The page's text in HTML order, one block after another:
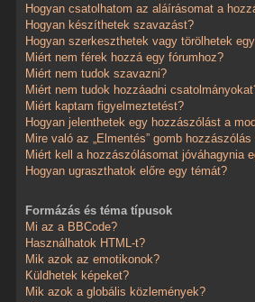
Hogyan csatolhatom az aláírásomat a
Hogyan készíthetek szavazást?
Hogyan szerkeszthetek vagy törölhetek
Miért nem férek hozzá egy fórumhoz?
Miért nem tudok szavazni?
Miért nem tudok hozzáadni
Miért kaptam figyelmeztetést?
Hogyan jelenthetek egy hozzászólást a
Mire való az „Elmentés” gomb
Miért kell a hozzászólásomat jóváhagynia
Hogyan ugraszthatok előre egy témát?
Formázás és téma típusok
Mi az a BBCode?
Használhatok HTML-t?
Mik azok az emotikonok?
Küldhetek képeket?
Mik azok a globális közlemények?